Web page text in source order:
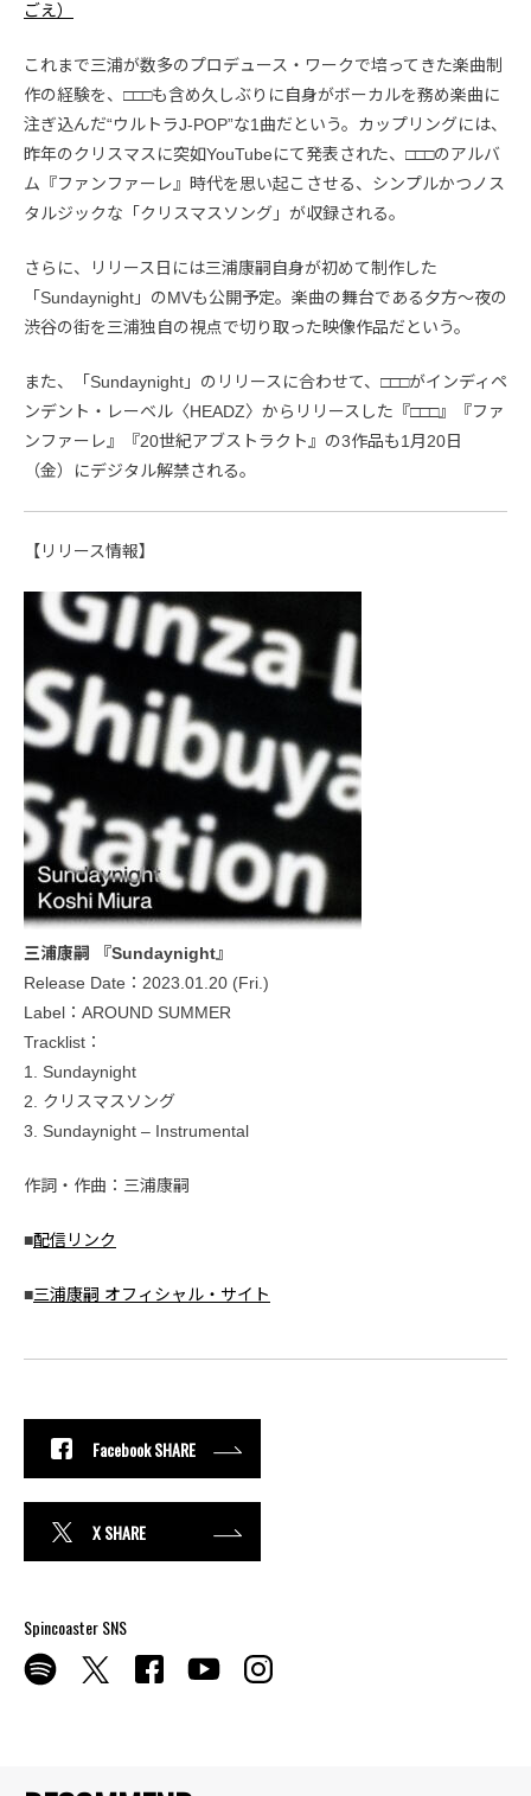
ごえ）
これまで三浦が数多のプロデュース・ワークで培ってきた楽曲制
作の経験を、□□□も含め久しぶりに自身がボーカルを務め楽曲に
注ぎ込んだ“ウルトラJ-POP”な1曲だという。カップリングには、
昨年のクリスマスに突如YouTubeにて発表された、□□□のアルバ
ム『ファンファーレ』時代を思い起こさせる、シンプルかつノス
タルジックな「クリスマスソング」が収録される。
さらに、リリース日には三浦康嗣自身が初めて制作した
「Sundaynight」のMVも公開予定。楽曲の舞台である夕方～夜の
渋谷の街を三浦独自の視点で切り取った映像作品だという。
また、「Sundaynight」のリリースに合わせて、□□□がインディペ
ンデント・レーベル〈HEADZ〉からリリースした『□□□』『ファ
ンファーレ』『20世紀アブストラクト』の3作品も1月20日
（金）にデジタル解禁される。
【リリース情報】
三浦康嗣 『Sundaynight』
Release Date：2023.01.20 (Fri.)
Label：AROUND SUMMER
Tracklist：
1. Sundaynight
2. クリスマスソング
3. Sundaynight – Instrumental
作詞・作曲：三浦康嗣
■配信リンク
■三浦康嗣 オフィシャル・サイト
Facebook SHARE
X SHARE
Spincoaster SNS